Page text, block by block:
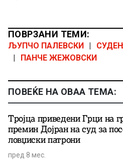
ПОВРЗАНИ ТЕМИ:
ЉУПЧО ПАЛЕВСКИ
ПАНЧЕ ЖЕЖОВСКИ
ПОВЕЌЕ НА ОВАА ТЕМА:
Тројца приведени Грци на
премин Дојран на суд за
ловџиски патрони
пред 8 мес.